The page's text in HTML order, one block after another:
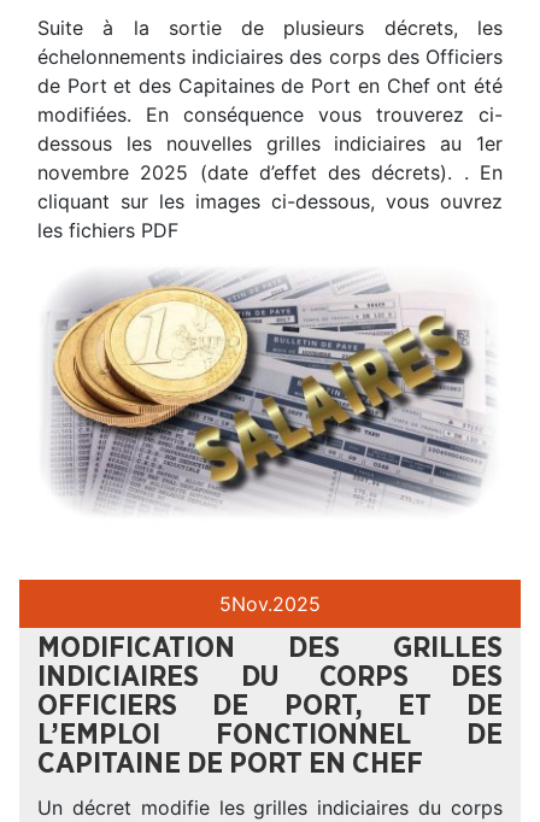
Suite à la sortie de plusieurs décrets, les
échelonnements indiciaires des corps des Officiers
de Port et des Capitaines de Port en Chef ont été
modifiées. En conséquence vous trouverez ci-
dessous les nouvelles grilles indiciaires au 1er
novembre 2025 (date d’effet des décrets). . En
cliquant sur les images ci-dessous, vous ouvrez
les fichiers PDF
5Nov.2025
MODIFICATION DES GRILLES
INDICIAIRES DU CORPS DES
OFFICIERS DE PORT, ET DE
L’EMPLOI FONCTIONNEL DE
CAPITAINE DE PORT EN CHEF
Un décret modifie les grilles indiciaires du corps